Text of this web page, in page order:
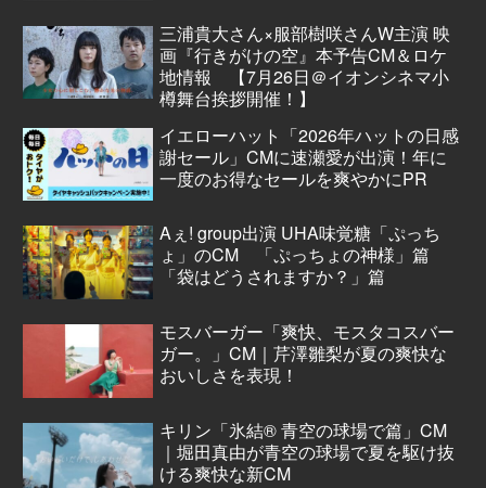
三浦貴大さん×服部樹咲さんW主演 映
画『行きがけの空』本予告CM＆ロケ
地情報 【7月26日＠イオンシネマ小
樽舞台挨拶開催！】
イエローハット「2026年ハットの日感
謝セール」CMに速瀬愛が出演！年に
一度のお得なセールを爽やかにPR
Aぇ! group出演 UHA味覚糖「ぷっち
ょ」のCM 「ぷっちょの神様」篇
「袋はどうされますか？」篇
モスバーガー「爽快、モスタコスバー
ガー。」CM｜芹澤雛梨が夏の爽快な
おいしさを表現！
キリン「氷結® 青空の球場で篇」CM
｜堀田真由が青空の球場で夏を駆け抜
ける爽快な新CM